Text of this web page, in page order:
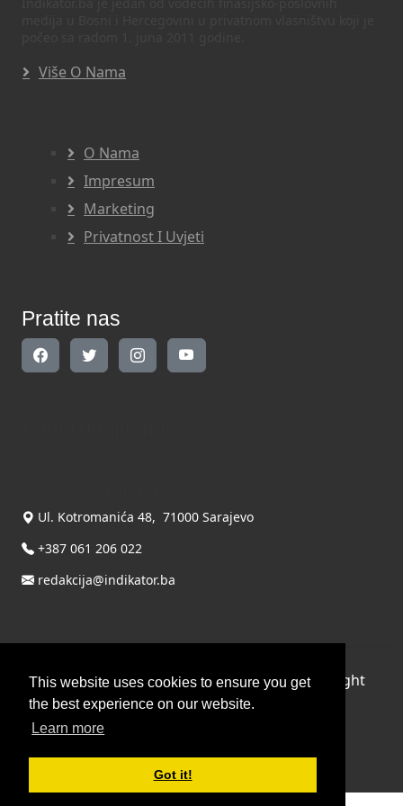
This website uses cookies to ensure you get
the best experience on our website.
Learn more
Got it!
Više O Nama
O Nama
Impresum
Marketing
Privatnost I Uvjeti
Pratite nas
Ul. Kotromanića 48, 71000 Sarajevo
+387 061 206 022
redakcija@indikator.ba
©Copyright 2026 by INDIKATOR d.o.o., All Right
Reserved.
Terms Of Use
Powered by THYME SYSTEMS doo